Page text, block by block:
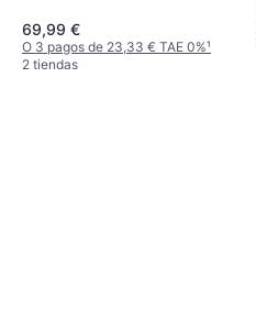
69,99 €
O 3 pagos de 23,33 € TAE 0%¹
2 tiendas